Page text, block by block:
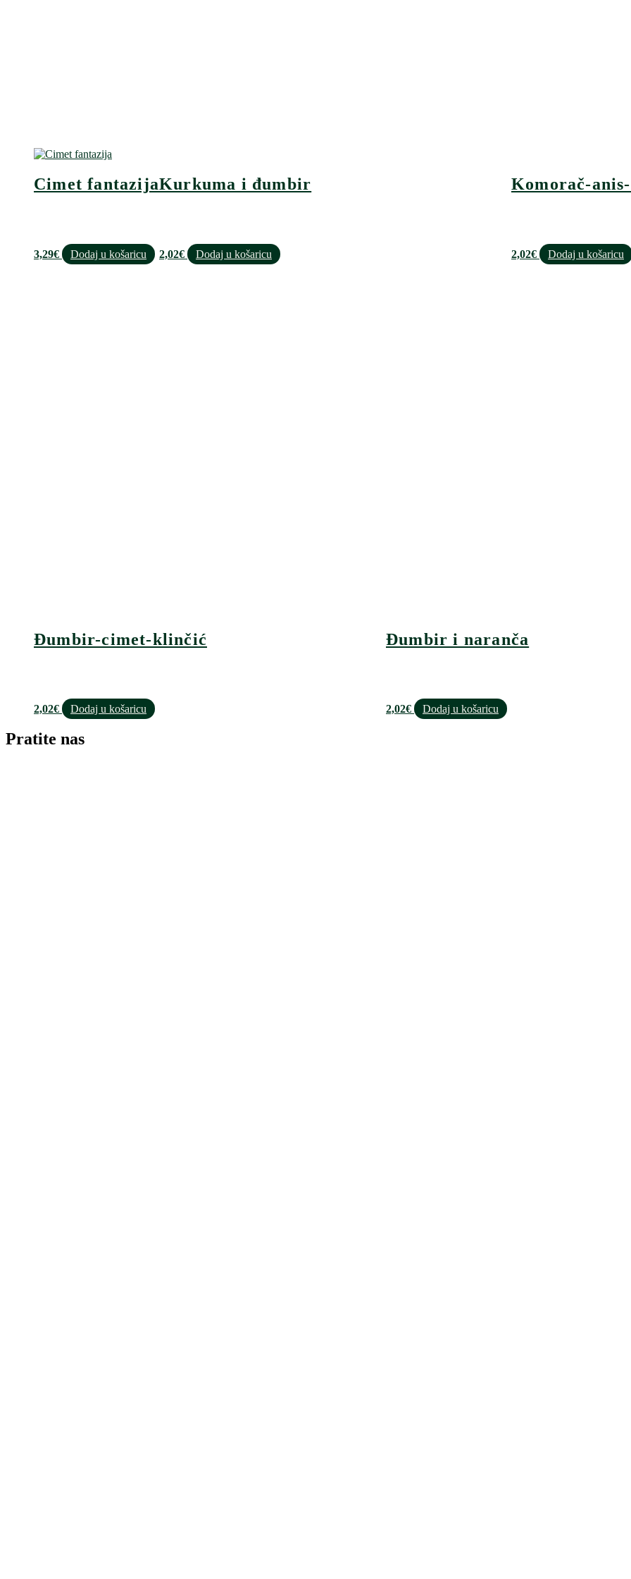
Cimet fantazija
3,29€ Dodaj u košaricu
Kurkuma i đumbir
2,02€ Dodaj u košaricu
Komorač-
2,02€ Dodaj u košaricu
Đumbir-cimet-klinčić
2,02€ Dodaj u košaricu
Đumbir i naranča
2,02€ Dodaj u košaricu
Pratite nas